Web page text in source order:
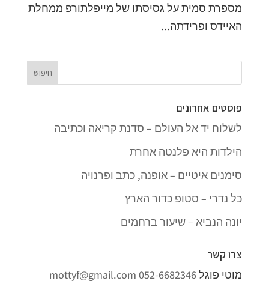
מספרת סמית על גסיסתו של מייפלתורפ ממחלת
האיידס ופרידתה...
פוסטים אחרונים
לשלוח יד אל העולם – סדנת קריאה וכתיבה
הילדות היא פלנטה אחרת
סימנים איטיים – אופנה, כתב ופרנויה
כל נדרי – סטופ כדור הארץ
יונה הנביא – שיעור ברחמים
צרו קשר
מוטי פוגל052-6682346
mottyf@gmail.com